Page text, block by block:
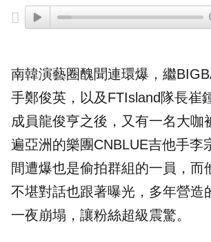
南韓演藝圈醜聞連環爆，繼
手鄭俊英，以及FTIsland隊長崔
成員龍俊亨之後，又有一名大咖
遍亞洲的樂團CNBLUE吉他手李
間遭爆也是偷拍群組的一員，而
不堪對話也跟著曝光，多年營造
一夜崩塌，讓粉絲超級震驚。